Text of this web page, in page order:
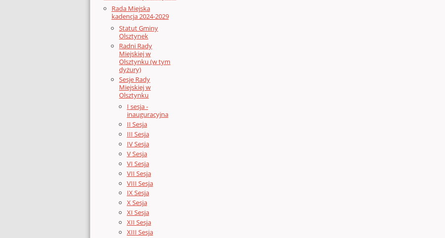
Rada Miejska
kadencja 2024-2029
Statut Gminy
Olsztynek
Radni Rady
Miejskiej w
Olsztynku (w tym
dyżury)
Sesje Rady
Miejskiej w
Olsztynku
I sesja -
inauguracyjna
II Sesja
III Sesja
IV Sesja
V Sesja
VI Sesja
VII Sesja
VIII Sesja
IX Sesja
X Sesja
XI Sesja
XII Sesja
XIII Sesja